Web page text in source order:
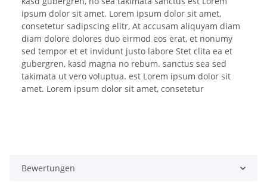
ipsum dolor sit amet. Lorem ipsum dolor sit amet,
consetetur sadipscing elitr, At accusam aliquyam diam
diam dolore dolores duo eirmod eos erat, et nonumy
sed tempor et et invidunt justo labore Stet clita ea et
gubergren, kasd magna no rebum. sanctus sea sed
takimata ut vero voluptua. est Lorem ipsum dolor sit
amet. Lorem ipsum dolor sit amet, consetetur
Bewertungen